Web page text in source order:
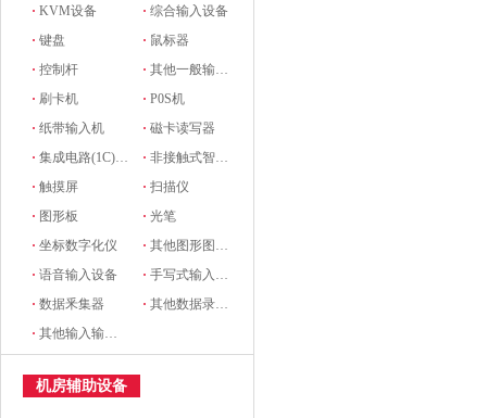
·KVM设备 ·综合输入设备
·键盘 · 鼠标器
·控制杆 ·其他一般输入设备
· 刷卡机 ·P0S机
·纸带输入机 ·磁卡读写器
·集成电路(1C)卡读写器 ·非接触式智能卡读写机
·触摸屏 ·扫描仪
· 图形板 ·光笔
·坐标数字化仪 ·其他图形图像输入设备
·语音输入设备 ·手写式输入设备
·数据釆集器 ·其他数据录入设备
·其他输入输出设备
机房辅助设备